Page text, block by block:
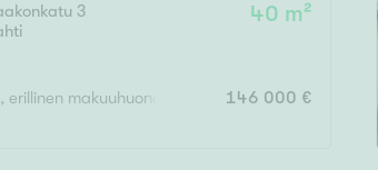
3
40 m²
erillinen makuuhuone, tupakeittiö, s, p
146 000 €